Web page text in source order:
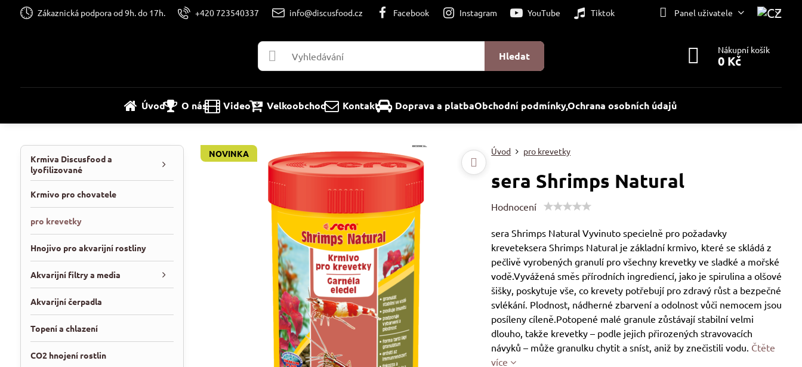
Zákaznická podpora od 9h. do 17h. +420 723540337 info@discusfood.cz Facebook Instagram YouTube Tiktok Panel uživatele
Hledat Nákupní košík
0 Kč
Úvod O nás Video Velkoobchod Kontakt Doprava a platbaObchodní podmínky,Ochrana osobních údajů
NOVINKA Úvod pro krevetky
sera Shrimps Natural
Hodnocení
sera Shrimps Natural Vyvinuto specielně pro požadavky
kreveteksera Shrimps Natural je základní krmivo, které se skládá z
pečlivě vyrobených granulí pro všechny krevetky ve sladké a mořské
vodě.Vyvážená směs přírodních ingrediencí, jako je spirulina a olšové
šišky, poskytuje vše, co krevety potřebují pro zdravý růst a bezpečné
svlékání. Plodnost, nádherné zbarvení a odolnost vůči nemocem jsou
posíleny cíleně.Potopené malé granule zůstávají stabilní velmi
dlouho, takže krevetky – podle jejich přirozených stravovacích
návyků – může granulku chytit a sníst, aniž by znečistili vodu. Čtěte
více
Krmiva Discusfood a
lyofilizované
Krmivo pro chovatele
pro krevetky
Hnojivo pro akvarijní rostliny
Akvarijní filtry a media
Akvarijní čerpadla
Topení a chlazení
CO2 hnojení rostlin